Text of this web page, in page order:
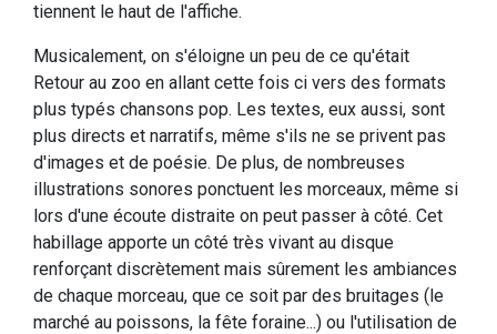
tiennent le haut de l'affiche.
Musicalement, on s'éloigne un peu de ce qu'était
Retour au zoo en allant cette fois ci vers des formats
plus typés chansons pop. Les textes, eux aussi, sont
plus directs et narratifs, même s'ils ne se privent pas
d'images et de poésie. De plus, de nombreuses
illustrations sonores ponctuent les morceaux, même si
lors d'une écoute distraite on peut passer à côté. Cet
habillage apporte un côté très vivant au disque
renforçant discrètement mais sûrement les ambiances
de chaque morceau, que ce soit par des bruitages (le
marché au poissons, la fête foraine...) ou l'utilisation de